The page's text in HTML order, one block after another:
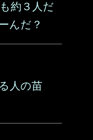
約３人だ
んだ？
人の苗